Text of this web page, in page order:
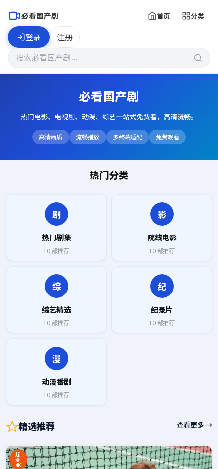
必看国产剧 首页 分类
登录 注册
必看国产剧
热门电影、电视剧、动漫、综艺一站式免费看，高清流畅。
高清画质 流畅播放 多终端适配 免费观看
热门分类
剧
热门剧集
10部推荐
影
院线电影
10部推荐
综
综艺精选
10部推荐
纪
纪录片
10部推荐
漫
动漫番剧
10部推荐
精选推荐 查看更多 →
超
清
4K